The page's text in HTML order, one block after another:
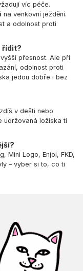
víc péče.
na venkovní ježdění.
a odolnost proti
řídit?
přesnost. Ale při
odolnost proti
jedou dobře i bez
v dešti nebo
udržovaná ložiska ti
Mini Logo, Enjoi, FKD,
– vyber si to, co ti